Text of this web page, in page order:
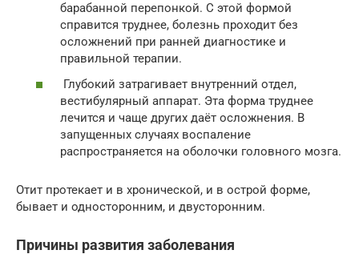
барабанной перепонкой. С этой формой
справится труднее, болезнь проходит без
осложнений при ранней диагностике и
правильной терапии.
Глубокий затрагивает внутренний отдел,
вестибулярный аппарат. Эта форма труднее
лечится и чаще других даёт осложнения. В
запущенных случаях воспаление
распространяется на оболочки головного мозга.
Отит протекает и в хронической, и в острой форме,
бывает и односторонним, и двусторонним.
Причины развития заболевания